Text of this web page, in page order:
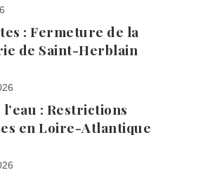
: Fermeture de la
de Saint-Herblain
l’eau : Restrictions
en Loire-Atlantique